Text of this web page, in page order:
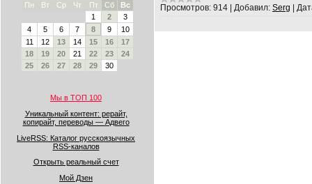
Пн
Вт Ср Чт Пт Сб
Вс
1
2
3
4
5 6 7 8 9
10
11
12 13 14 15 16
17
18
19 20 21 22 23
24
25
26 27 28 29 30
Мы в ТОП 100
Уникальный контент: рерайт,
копирайт, переводы — Адвего
LiveRSS: Каталог русскоязычных
RSS-каналов
Открыть реальный счет
Мой Дзен
Просмотров: 914 Добавил: Serg